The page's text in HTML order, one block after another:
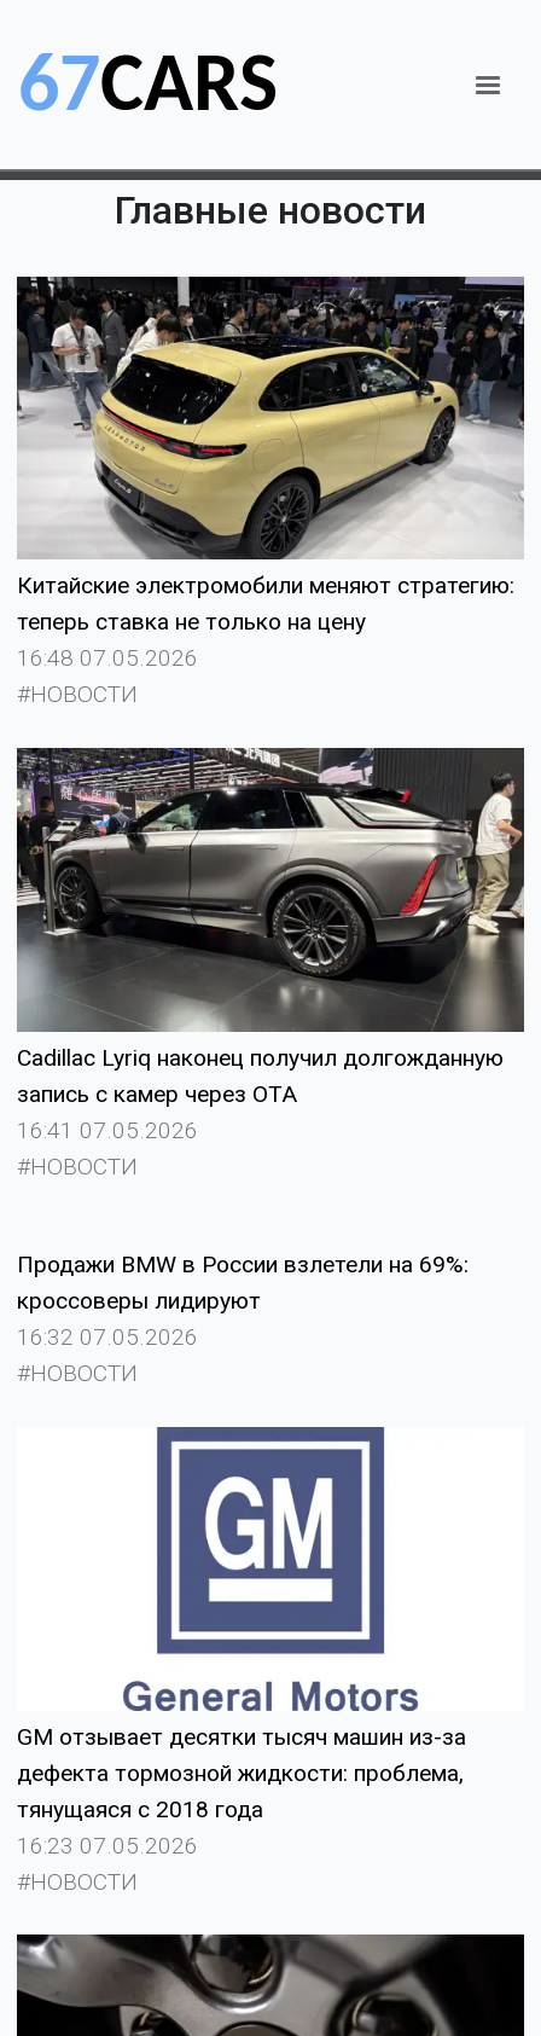
Главные новости
Китайские электромобили меняют стратегию:
теперь ставка не только на цену
16:48 07.05.2026
#НОВОСТИ
Cadillac Lyriq наконец получил долгожданную
запись с камер через OTA
16:41 07.05.2026
#НОВОСТИ
Продажи BMW в России взлетели на 69%:
кроссоверы лидируют
16:32 07.05.2026
#НОВОСТИ
GM отзывает десятки тысяч машин из-за
дефекта тормозной жидкости: проблема,
тянущаяся с 2018 года
16:23 07.05.2026
#НОВОСТИ